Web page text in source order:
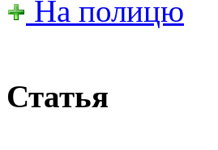
На полицю
Статья